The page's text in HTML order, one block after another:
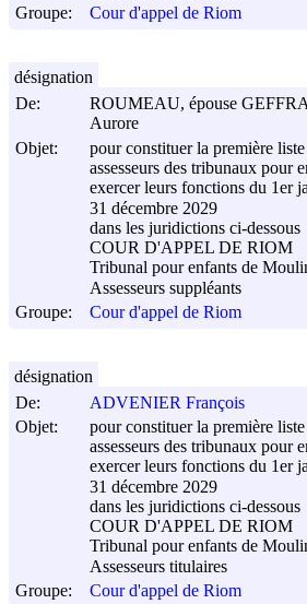
Groupe:
Cour d'appel de Riom
De:
ROUMEAU, épouse
Aurore
Objet:
pour constituer la première
assesseurs des tribunaux pour
exercer leurs fonctions du 1er
31 décembre 2029
dans les juridictions ci-dessous
COUR D'APPEL DE RIOM
Tribunal pour enfants de
Assesseurs suppléants
Groupe:
Cour d'appel de Riom
désignation
De:
ADVENIER François
Objet:
pour constituer la première
assesseurs des tribunaux pour
exercer leurs fonctions du 1er
31 décembre 2029
dans les juridictions ci-dessous
COUR D'APPEL DE RIOM
Tribunal pour enfants de
Assesseurs titulaires
Groupe:
Cour d'appel de Riom
désignation